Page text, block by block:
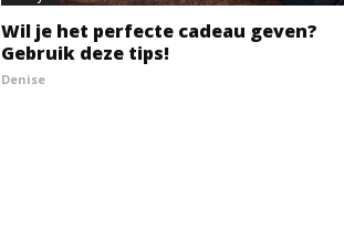
Wil je het perfecte cadeau geven?
Gebruik deze tips!
Denise